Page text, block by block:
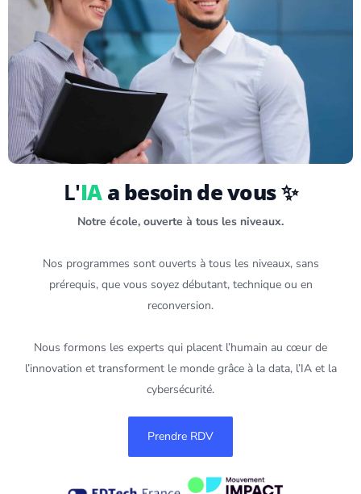
L'IA a besoin de vous ✨
Notre école, ouverte à tous les niveaux.
Nos programmes sont ouverts à tous les niveaux, sans
prérequis, que vous soyez débutant, technique ou en
reconversion.
Nous formons les experts qui placent l’humain au cœur de
l’innovation et transforment le monde grâce à la data, l’IA et la
cybersécurité.
Prendre RDV